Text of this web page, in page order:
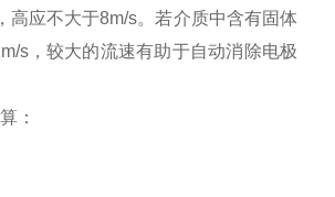
高应不大于8m/s。若介质中含有固体
s，较大的流速有助于自动消除电极
：